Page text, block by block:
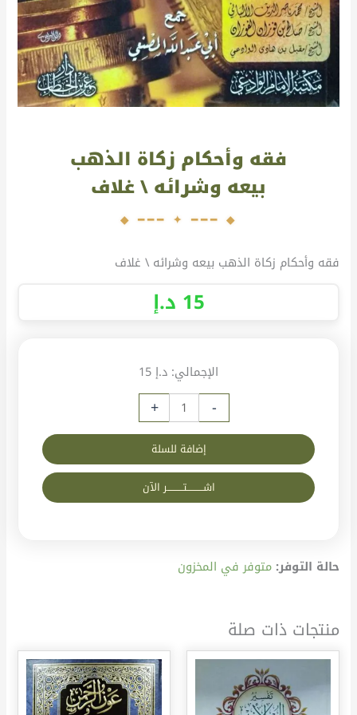
فقه وأحكام زكاة الذهب
بيعه وشرائه \ غلاف
فقه وأحكام زكاة الذهب بيعه وشرائه \ غلاف
حالة التوفر: متوفر في المخزون
-
+
إضافة للسلة
اشــــــــــتــــــــــر الآن
الإجمالي: د.إ 15
15 د.إ
منتجات ذات صلة